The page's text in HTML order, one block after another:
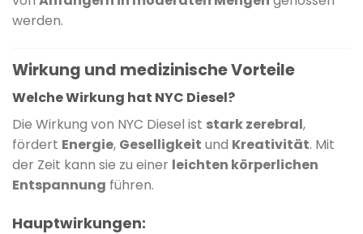
werden.
Wirkung und medizinische Vorteile
Welche Wirkung hat NYC Diesel?
Die Wirkung von NYC Diesel ist stark zerebral,
fördert Energie, Geselligkeit und Kreativität. Mit
der Zeit kann sie zu einer leichten körperlichen
Entspannung führen.
Hauptwirkungen: